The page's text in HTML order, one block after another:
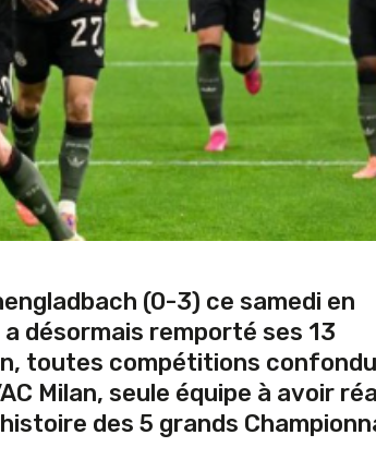
(0-3) ce samedi en
désormais remporté ses 13
toutes compétitions
Milan, seule équipe à avoir
des 5 grands